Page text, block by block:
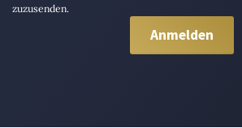
zuzusenden.